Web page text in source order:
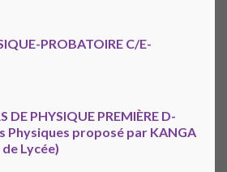
PROBATOIRE C/E-
DE PHYSIQUE PREMIÈRE D-
Physiques proposé par KANGA
Lycée)